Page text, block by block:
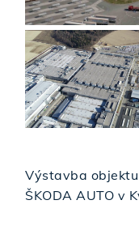
Výstavba
ŠKODA AUTO v